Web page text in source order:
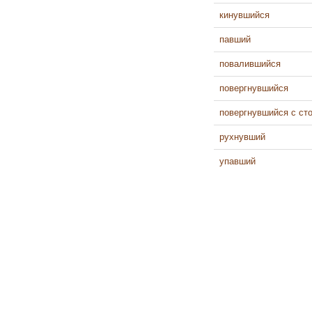
кинувшийся
павший
повалившийся
повергнувшийся
повергнувшийся с
рухнувший
упавший